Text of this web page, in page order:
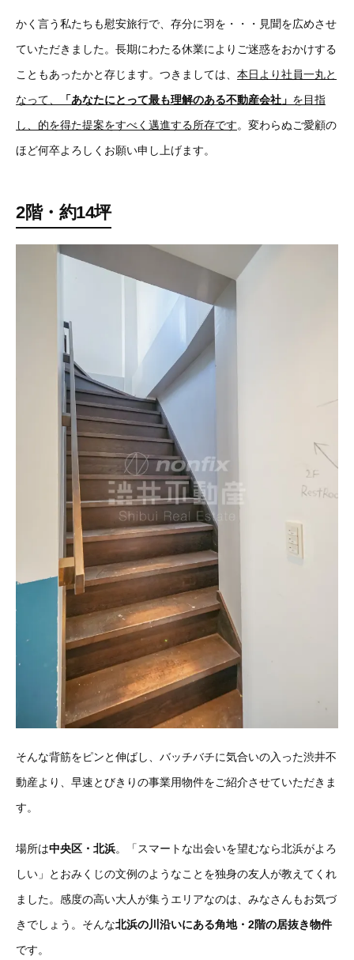
かく言う私たちも慰安旅行で、存分に羽を・・・見聞を広めさせ
ていただきました。長期にわたる休業によりご迷惑をおかけする
こともあったかと存じます。つきましては、 本日より社員一丸と
なって、
「あなたにとって最も理解のある不動産会社」 を目指
し、的を得た提案をすべく邁進する所存です。変わらぬご愛顧の
ほど何卒よろしくお願い申し上げます。
2階・約14坪
そんな背筋をピンと伸ばし、バッチバチに気合いの入った渋井不
動産より、早速とびきりの事業用物件をご紹介させていただきま
す。
場所は中央区・北浜。「スマートな出会いを望むなら北浜がよろ
しい」とおみくじの文例のようなことを独身の友人が教えてくれ
ました。感度の高い大人が集うエリアなのは、みなさんもお気づ
きでしょう。そんな北浜の川沿いにある角地・2階の居抜き物件
です。